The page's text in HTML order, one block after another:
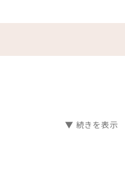
場合もございますが、何卒ご
ます。
場合も返金・換金・代替えは
▼ 続きを表示